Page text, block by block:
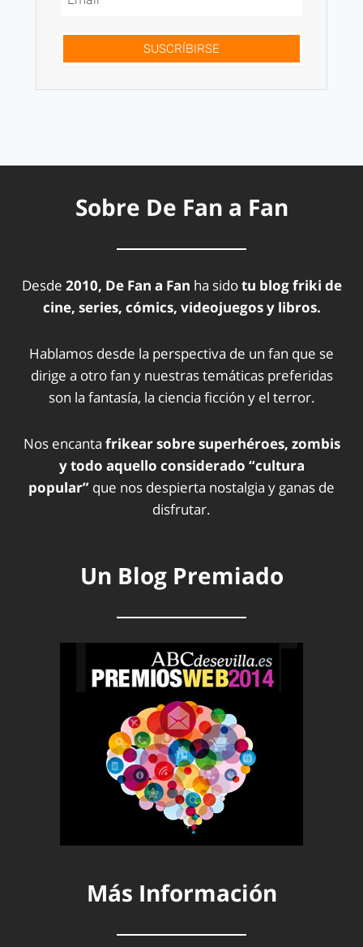
SUSCRÍBIRSE
Sobre De Fan a Fan
Desde 2010, De Fan a Fan ha sidotu blog friki de
cine, series, cómics, videojuegos y libros.
Hablamos desde la perspectiva de un fan que se
dirige a otro fan y nuestras temáticas preferidas
son la fantasía, la ciencia ficción y el terror.
Nos encanta frikear sobre superhéroes, zombis
y todo aquello considerado “cultura
popular” que nos despierta nostalgia y ganas de
disfrutar.
Un Blog Premiado
Más Información